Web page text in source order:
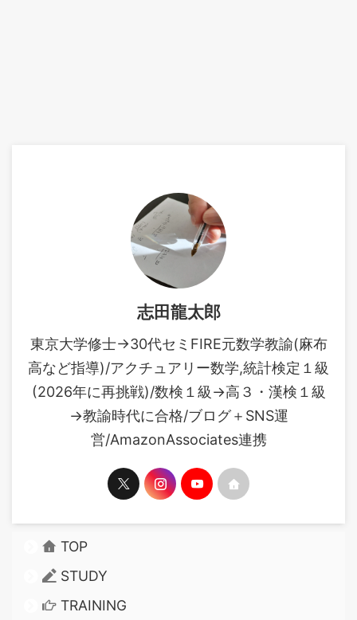
志田龍太郎
東京大学修士→30代セミFIRE元数学教諭(麻布
高など指導)/アクチュアリー数学,統計検定１級
(2026年に再挑戦)/数検１級→高３・漢検１級
→教諭時代に合格/ブログ＋SNS運
営/AmazonAssociates連携
TOP
STUDY
TRAINING